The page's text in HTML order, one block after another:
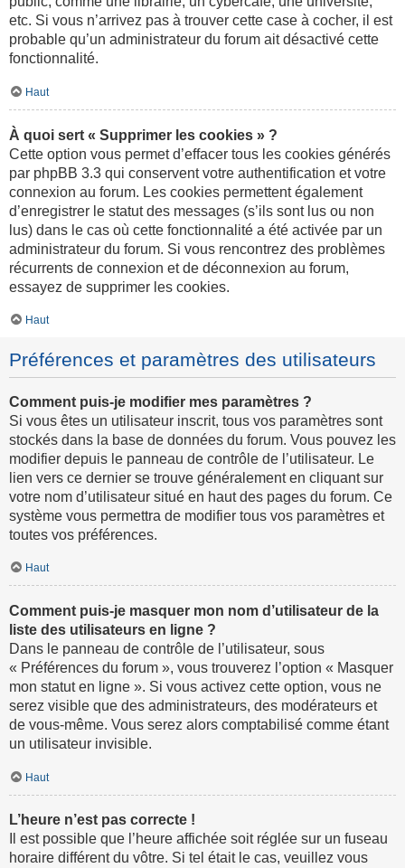
etc. Si vous n’arrivez pas à trouver cette case à cocher, il est
probable qu’un administrateur du forum ait désactivé cette
fonctionnalité.
Haut
À quoi sert « Supprimer les cookies » ?
Cette option vous permet d’effacer tous les cookies générés
par phpBB 3.3 qui conservent votre authentification et votre
connexion au forum. Les cookies permettent également
d’enregistrer le statut des messages (s’ils sont lus ou non
lus) dans le cas où cette fonctionnalité a été activée par un
administrateur du forum. Si vous rencontrez des problèmes
récurrents de connexion et de déconnexion au forum,
essayez de supprimer les cookies.
Haut
Préférences et paramètres des utilisateurs
Comment puis-je modifier mes paramètres ?
Si vous êtes un utilisateur inscrit, tous vos paramètres sont
stockés dans la base de données du forum. Vous pouvez les
modifier depuis le panneau de contrôle de l’utilisateur. Le
lien vers ce dernier se trouve généralement en cliquant sur
votre nom d’utilisateur situé en haut des pages du forum. Ce
système vous permettra de modifier tous vos paramètres et
toutes vos préférences.
Haut
Comment puis-je masquer mon nom d’utilisateur de la
liste des utilisateurs en ligne ?
Dans le panneau de contrôle de l’utilisateur, sous
« Préférences du forum », vous trouverez l’option « Masquer
mon statut en ligne ». Si vous activez cette option, vous ne
serez visible que des administrateurs, des modérateurs et
de vous-même. Vous serez alors comptabilisé comme étant
un utilisateur invisible.
Haut
L’heure n’est pas correcte !
Il est possible que l’heure affichée soit réglée sur un fuseau
horaire différent du vôtre. Si tel était le cas, veuillez vous